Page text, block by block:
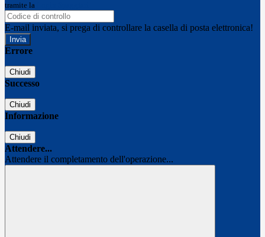
tramite la
E-mail inviata, si prega di controllare la casella di posta elettronica!
Errore
Chiudi
Successo
Chiudi
Informazione
Chiudi
Attendere...
Attendere il completamento dell'operazione...